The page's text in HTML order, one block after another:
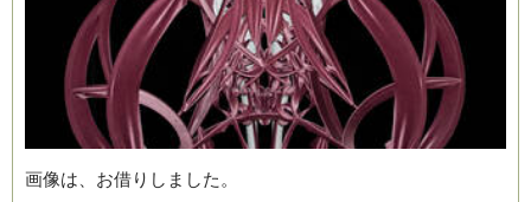
画像は、お借りしました。